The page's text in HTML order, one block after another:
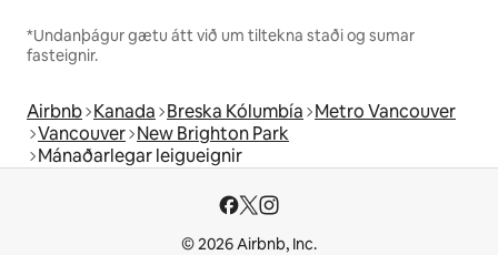
*Undanþágur gætu átt við um tiltekna staði og sumar
fasteignir.
Airbnb Kanada Breska Kólumbía Metro Vancouver
Vancouver New Brighton Park
Mánaðarlegar leigueignir
© 2026 Airbnb, Inc.